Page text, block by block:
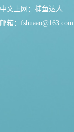
中文上网： 捕鱼达人
邮箱： fshuaao@163.com